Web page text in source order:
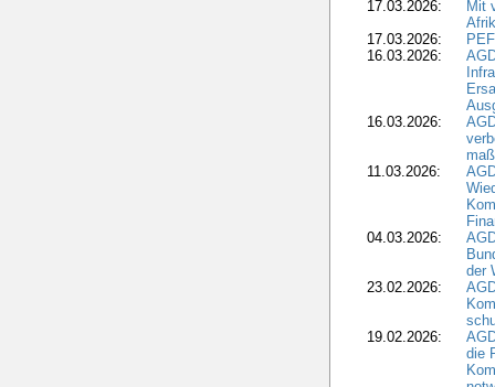
17.03.2026:
Mit
17.03.2026:
16.03.2026:
16.03.2026:
11.03.2026:
04.03.2026:
der
23.02.2026:
19.02.2026:
die